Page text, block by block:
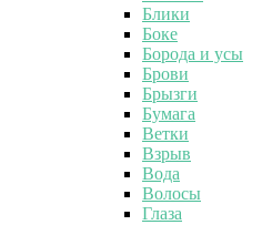
Блики
Боке
Борода и усы
Брови
Брызги
Бумага
Ветки
Взрыв
Вода
Волосы
Глаза